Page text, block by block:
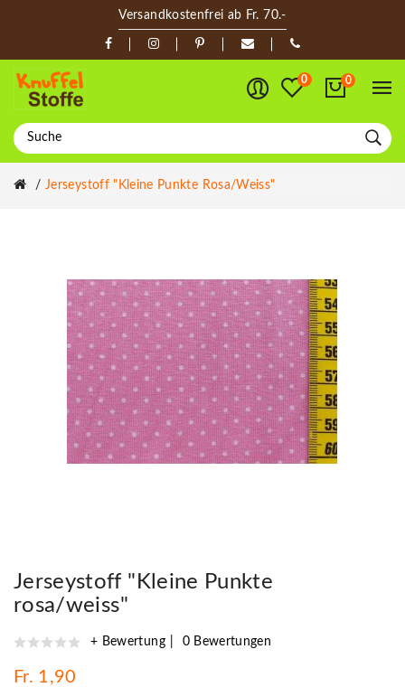
Versandkostenfrei ab Fr. 70.-
0 0
Jerseystoff "Kleine Punkte Rosa/weiss"
Jerseystoff "Kleine Punkte
rosa/weiss"
+ Bewertung 0 Bewertungen
Fr. 1,90